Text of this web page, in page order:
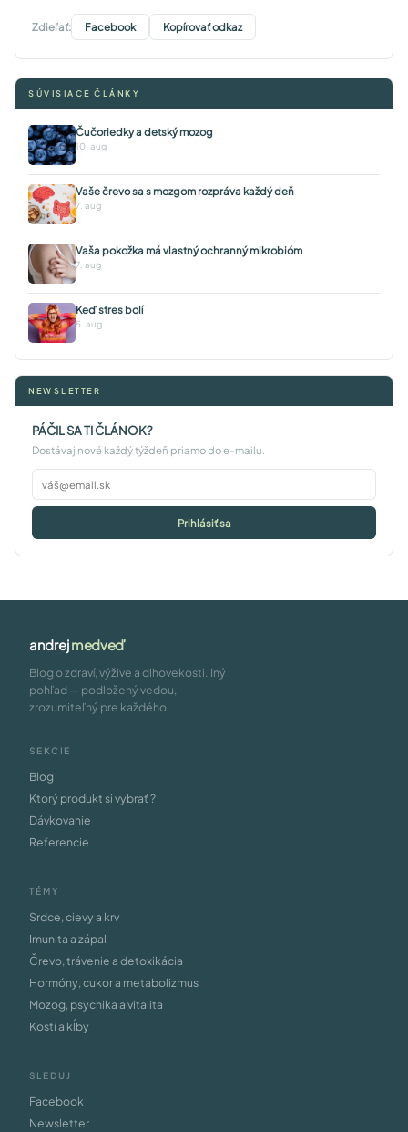
Zdieľať: Facebook Kopírovať odkaz
SÚVISIACE ČLÁNKY
Čučoriedky a detský mozog
10. aug
Vaše črevo sa s mozgom rozpráva každý deň
7. aug
Vaša pokožka má vlastný ochranný mikrobióm
7. aug
Keď stres bolí
5. aug
NEWSLETTER
PÁČIL SA TI ČLÁNOK?
Dostávaj nové každý týždeň priamo do e-mailu.
Prihlásiť sa
andrejmedveď
Blog o zdraví, výžive a dlhovekosti. Iný
pohľad — podložený vedou,
zrozumiteľný pre každého.
SEKCIE
Blog
Ktorý produkt si vybrať ?
Dávkovanie
Referencie
TÉMY
Srdce, cievy a krv
Imunita a zápal
Črevo, trávenie a detoxikácia
Hormóny, cukor a metabolizmus
Mozog, psychika a vitalita
Kosti a kĺby
SLEDUJ
Facebook
Newsletter